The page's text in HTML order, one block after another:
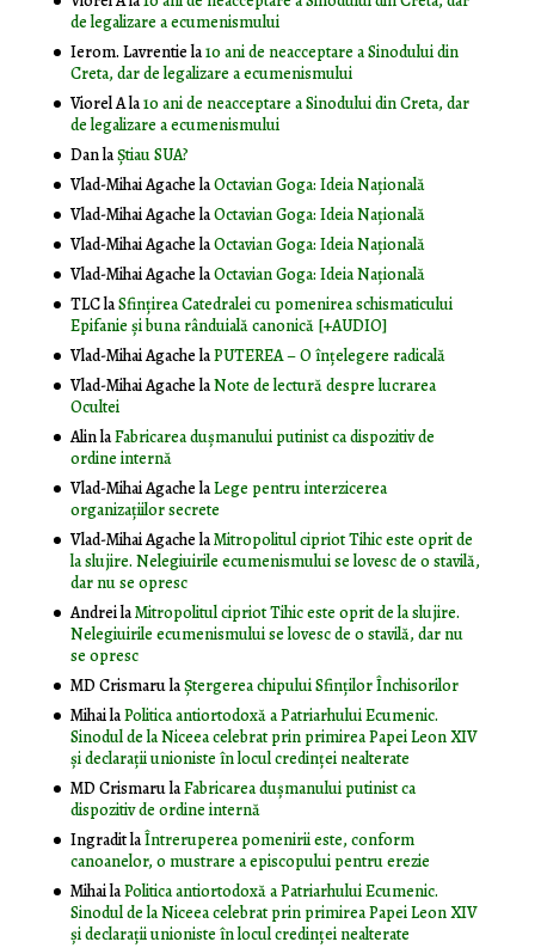
de legalizare a ecumenismului
Ierom. Lavrentiela10 ani de neacceptare a Sinodului din
Creta, dar de legalizare a ecumenismului
Viorel Ala10 ani de neacceptare a Sinodului din Creta, dar
de legalizare a ecumenismului
DanlaȘtiau SUA?
Vlad-Mihai AgachelaOctavian Goga: Ideia Naţională
Vlad-Mihai AgachelaOctavian Goga: Ideia Naţională
Vlad-Mihai AgachelaOctavian Goga: Ideia Naţională
Vlad-Mihai AgachelaOctavian Goga: Ideia Naţională
TLClaSfințirea Catedralei cu pomenirea schismaticului
Epifanie și buna rânduială canonică [+AUDIO]
Vlad-Mihai AgachelaPUTEREA – O înţelegere radicală
Vlad-Mihai AgachelaNote de lectură despre lucrarea
Ocultei
AlinlaFabricarea dușmanului putinist ca dispozitiv de
ordine internă
Vlad-Mihai AgachelaLege pentru interzicerea
organizaţiilor secrete
Vlad-Mihai AgachelaMitropolitul cipriot Tihic este oprit de
la slujire. Nelegiuirile ecumenismului se lovesc de o stavilă,
dar nu se opresc
AndreilaMitropolitul cipriot Tihic este oprit de la slujire.
Nelegiuirile ecumenismului se lovesc de o stavilă, dar nu
se opresc
MD CrismarulaŞtergerea chipului Sfinţilor Închisorilor
MihailaPolitica antiortodoxă a Patriarhului Ecumenic.
Sinodul de la Niceea celebrat prin primirea Papei Leon XIV
și declarații unioniste în locul credinței nealterate
MD CrismarulaFabricarea dușmanului putinist ca
dispozitiv de ordine internă
IngraditlaÎntreruperea pomenirii este, conform
canoanelor, o mustrare a episcopului pentru erezie
MihailaPolitica antiortodoxă a Patriarhului Ecumenic.
Sinodul de la Niceea celebrat prin primirea Papei Leon XIV
și declarații unioniste în locul credinței nealterate